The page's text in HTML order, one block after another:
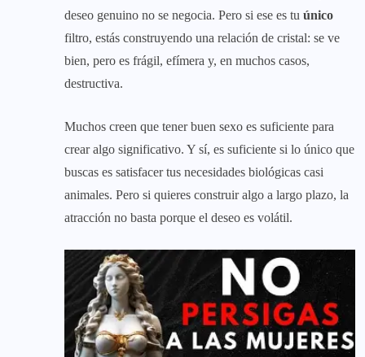
deseo genuino no se negocia. Pero si ese es tu único
filtro, estás construyendo una relación de cristal: se ve
bien, pero es frágil, efímera y, en muchos casos,
destructiva.
Muchos creen que tener buen sexo es suficiente para
crear algo significativo. Y sí, es suficiente si lo único que
buscas es satisfacer tus necesidades biológicas casi
animales. Pero si quieres construir algo a largo plazo, la
atracción no basta porque el deseo es volátil.